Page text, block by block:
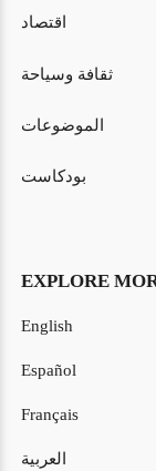
اقتصاد
ثقافة وسياحة
الموضوعات
بودكاست
EXPLORE
English
Español
Français
العربية